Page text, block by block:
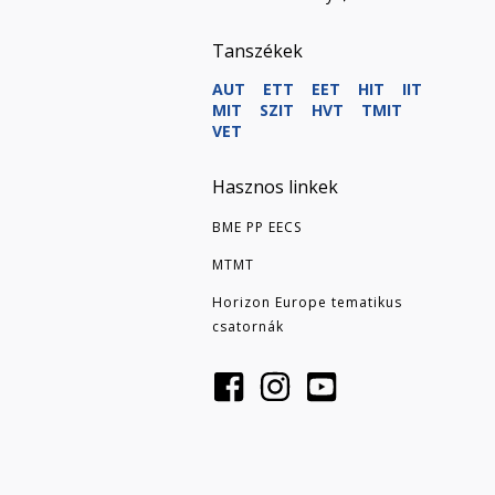
Tanszékek
AUT ETT EET HIT
IIT
MIT
SZIT HVT
TMIT
VET
Hasznos linkek
BME PP EECS
MTMT
Horizon Europe tematikus
csatornák